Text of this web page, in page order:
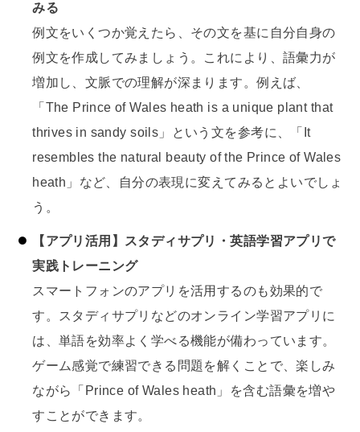
みる
例文をいくつか覚えたら、その文を基に自分自身の
例文を作成してみましょう。これにより、語彙力が
増加し、文脈での理解が深まります。例えば、
「The Prince of Wales heath is a unique plant that
thrives in sandy soils」という文を参考に、「It
resembles the natural beauty of the Prince of Wales
heath」など、自分の表現に変えてみるとよいでしょ
う。
【アプリ活用】スタディサプリ・英語学習アプリで
実践トレーニング
スマートフォンのアプリを活用するのも効果的で
す。スタディサプリなどのオンライン学習アプリに
は、単語を効率よく学べる機能が備わっています。
ゲーム感覚で練習できる問題を解くことで、楽しみ
ながら「Prince of Wales heath」を含む語彙を増や
すことができます。